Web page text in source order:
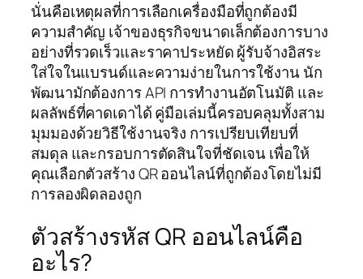
นั่นคือเหตุผลที่การเลือกเครื่องมือที่ถูกต้องมี
ความสำคัญ เจ้าของธุรกิจขนาดเล็กต้องการบาง
อย่างที่รวดเร็วและราคาประหยัด ผู้รับจ้างอิสระ
ใส่ใจในแบรนด์และความง่ายในการใช้งาน นัก
พัฒนามักต้องการ API การทำงานอัตโนมัติ และ
ผลลัพธ์ที่คาดเดาได้ คู่มือเล่มนี้ครอบคลุมทั้งสาม
มุมมองด้วยวิธีใช้งานจริง การเปรียบเทียบที่
สมดุล และกรอบการตัดสินใจที่ชัดเจน เพื่อให้
คุณเลือกตัวสร้าง QR ออนไลน์ที่ถูกต้องโดยไม่มี
การลองผิดลองถูก
ตัวสร้างรหัส QR ออนไลน์คือ
อะไร?